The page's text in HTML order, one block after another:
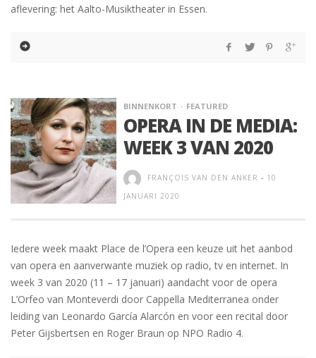
aflevering: het Aalto-Musiktheater in Essen.
BINNENKORT FEATURED
OPERA IN DE MEDIA:
WEEK 3 VAN 2020
FRANÇOIS VAN DEN ANKER - 10
JANUARI 2020
Iedere week maakt Place de l’Opera een keuze uit het aanbod
van opera en aanverwante muziek op radio, tv en internet. In
week 3 van 2020 (11 – 17 januari) aandacht voor de opera
L’Orfeo van Monteverdi door Cappella Mediterranea onder
leiding van Leonardo García Alarcón en voor een recital door
Peter Gijsbertsen en Roger Braun op NPO Radio 4.